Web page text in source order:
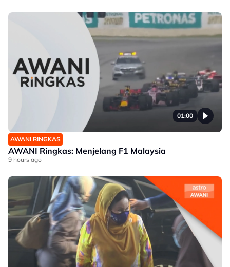
01:00
AWANI RINGKAS
AWANI Ringkas: Menjelang F1 Malaysia
9 hours ago